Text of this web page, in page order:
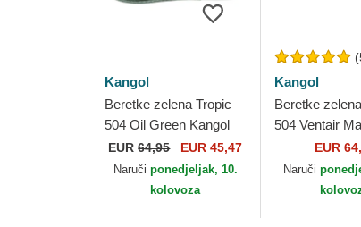
Kangol
Beretke zelena Tropic
504 Oil Green Kangol
EUR64,95 EUR 45,47
Naruči ponedjeljak, 10.
kolovoza
Kangol
Beretke
504 Ventair
Green Kangol
EUR
Naruči